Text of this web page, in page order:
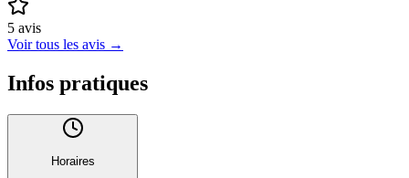
5 avis
Voir tous les avis →
Infos pratiques
Horaires